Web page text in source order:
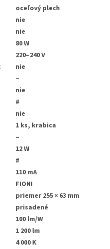
oceľový plech
nie
nie
80 W
220–240 V
:
nie
–
nie
#
nie
1 ks, krabica
–
12 W
#
110 mA
FIONI
priemer 255 × 63 mm
prisadené
100 lm/W
1 200 lm
4 000 K